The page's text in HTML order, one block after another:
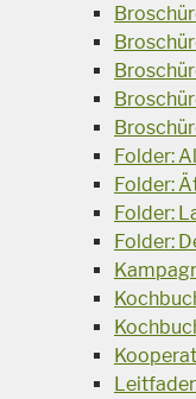
Folder:
Folder:
Folder:
Folder: